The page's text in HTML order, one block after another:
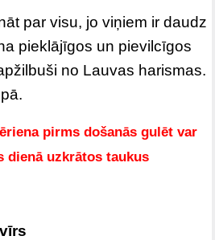
par visu, jo viņiem ir daudz
pieklājīgos un pievilcīgos
no Lauvas harismas.
pirms došanās gulēt var
dienā uzkrātos taukus